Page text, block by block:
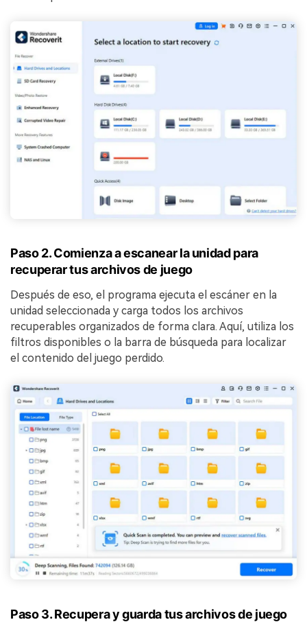
Paso 2. Comienza a escanear la unidad para
recuperar tus archivos de juego
Después de eso, el programa ejecuta el escáner en la
unidad seleccionada y carga todos los archivos
recuperables organizados de forma clara. Aquí, utiliza los
filtros disponibles o la barra de búsqueda para localizar
el contenido del juego perdido.
Paso 3. Recupera y guarda tus archivos de juego